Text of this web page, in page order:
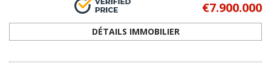
€7.900.000
DÉTAILS IMMOBILIER